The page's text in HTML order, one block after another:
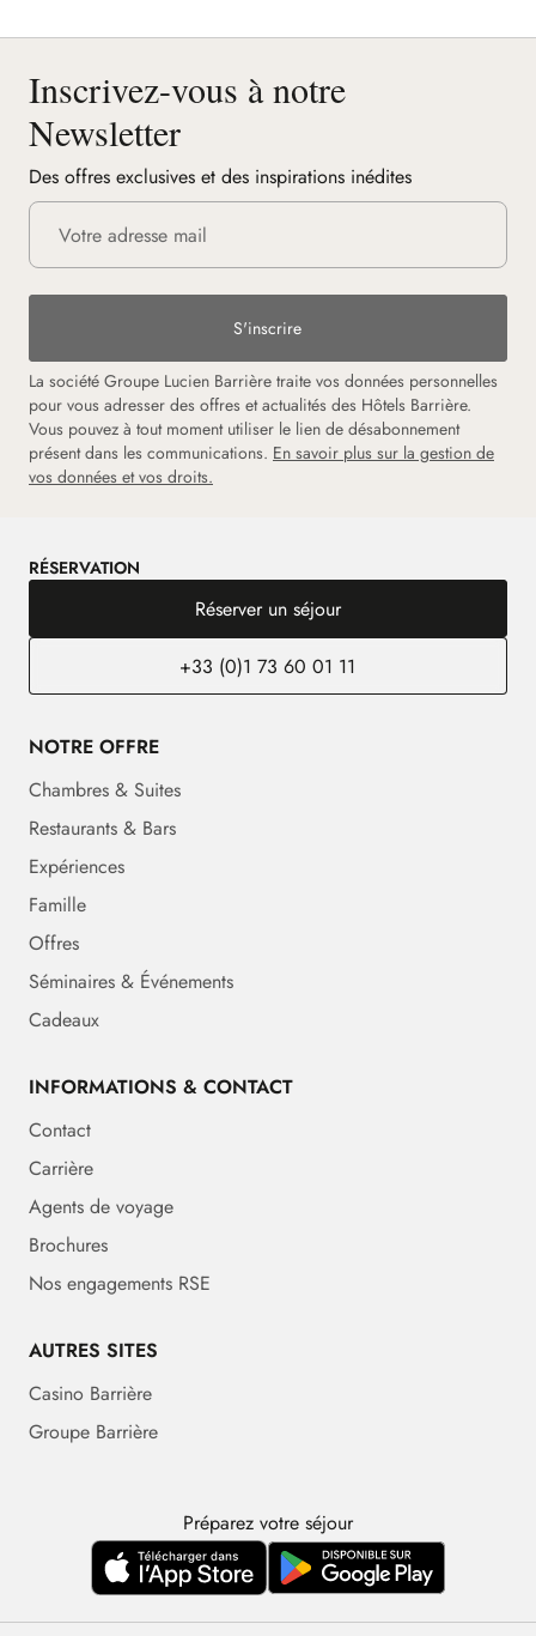
Inscrivez-vous à notre
Newsletter
Des offres exclusives et des inspirations inédites
S'inscrire
La société Groupe Lucien Barrière traite vos données personnelles
pour vous adresser des offres et actualités des Hôtels Barrière.
Vous pouvez à tout moment utiliser le lien de désabonnement
présent dans les communications. En savoir plus sur la gestion de
vos données et vos droits.
RÉSERVATION
Réserver un séjour
+33 (0)1 73 60 01 11
NOTRE OFFRE
Chambres & Suites
Restaurants & Bars
Expériences
Famille
Offres
Séminaires & Événements
Cadeaux
INFORMATIONS & CONTACT
Contact
Carrière
Agents de voyage
Brochures
Nos engagements RSE
AUTRES SITES
Casino Barrière
Groupe Barrière
Préparez votre séjour